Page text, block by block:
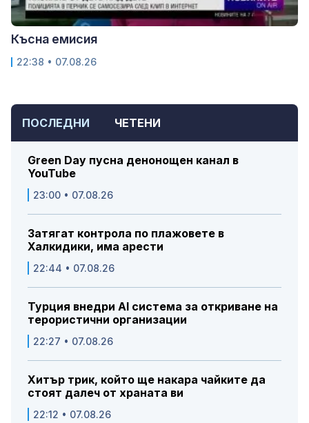
ПОСЛЕДНИ ЧЕТЕНИ
Green Day пусна денонощен канал в
YouTube
23:00 • 07.08.26
Затягат контрола по плажовете в
Халкидики, има арести
22:44 • 07.08.26
Турция внедри AI система за откриване на
терористични организации
22:27 • 07.08.26
Хитър трик, който ще накара чайките да
стоят далеч от храната ви
22:12 • 07.08.26
Късна емисия
22:38 • 07.08.26